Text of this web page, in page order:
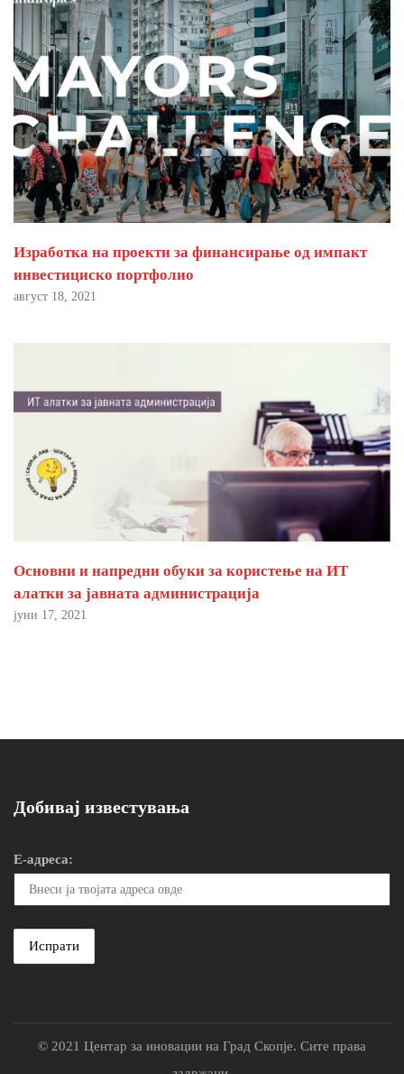
Изработка на проекти за финансирање од импакт
инвестициско портфолио
август 18, 2021
Основни и напредни обуки за користење на ИТ
алатки за јавната администрација
јуни 17, 2021
Добивај известувања
Е-адреса:
© 2021 Центар за иновации на Град Скопје. Сите права